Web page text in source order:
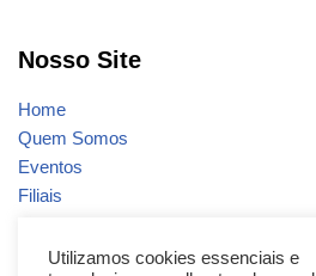
Nosso Site
Home
Quem Somos
Eventos
Filiais
Fale conosco
Utilizamos cookies essenciais e